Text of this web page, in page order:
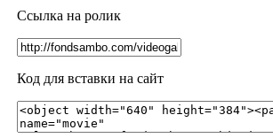
Ссылка на ролик
Код для вставки на сайт